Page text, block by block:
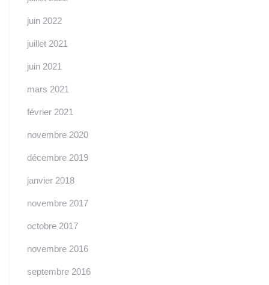
juin 2022
juillet 2021
juin 2021
mars 2021
février 2021
novembre 2020
décembre 2019
janvier 2018
novembre 2017
octobre 2017
novembre 2016
septembre 2016